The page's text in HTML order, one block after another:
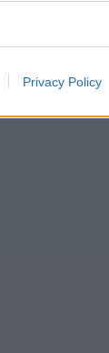
Privacy Policy